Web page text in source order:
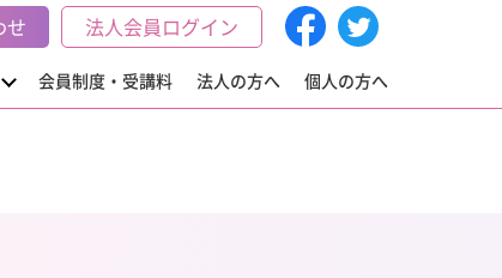
せ 法人会員ログイン
会員制度・受講料 法人の方へ 個人の方へ